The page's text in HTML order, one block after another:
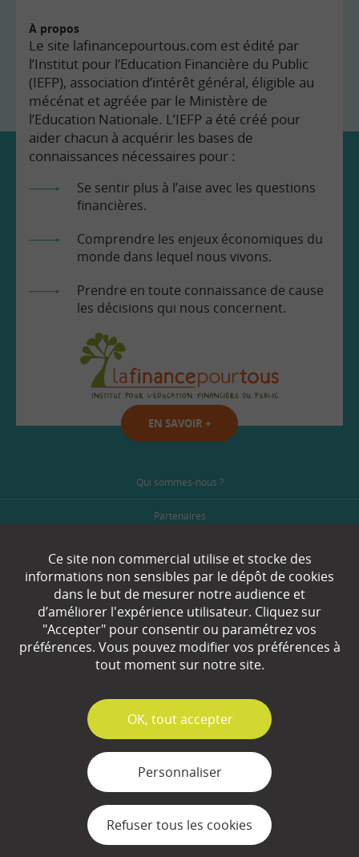
À propos
Le site lafinancepourtous.com est édité par
l’Institut pour l’Education Financière du Public
(IEFP), association d’intérêt général, éligible au
mécénat et agréée par le Ministère de
l’Education Nationale. L’IEFP a été créé pour
aider chacun à acquérir les bases de
connaissances nécessaires pour :
Se sentir plus à l’aise avec les questions
financières.
Comprendre les enjeux économiques du
monde dans lequel nous vivons.
Prendre en toute connaissance de cause
les décisions qui nous concernent.
EN SAVOIR +
Qui sommes-nous ?
Partenaires
Plan du site
Contact
Mentions légales
Ce site non commercial utilise et stocke des
informations non sensibles par le dépôt de cookies
dans le but de mesurer notre audience et
d’améliorer l'expérience utilisateur. Cliquez sur
"Accepter" pour consentir ou paramétrez vos
préférences. Vous pouvez modifier vos préférences à
tout moment sur notre site.
✓
OK, tout accepter
Personnaliser
Refuser tous les cookies